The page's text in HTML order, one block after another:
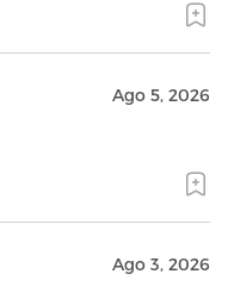
Ago 5, 2026
Ago 3, 2026